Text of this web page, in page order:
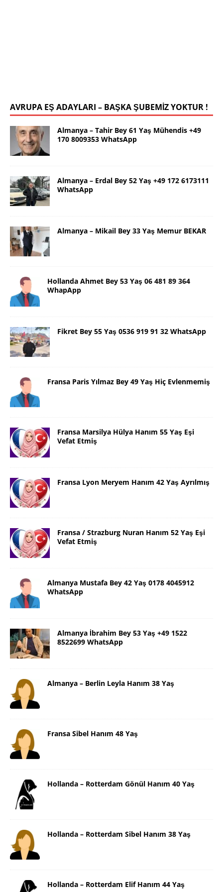
AVRUPA EŞ ADAYLARI – BAŞKA ŞUBEMİZ YOKTUR !
Almanya – Tahir Bey 61 Yaş Mühendis +49
170 8009353 WhatsApp
Almanya – Erdal Bey 52 Yaş +49 172 6173111
WhatsApp
Almanya – Mikail Bey 33 Yaş Memur BEKAR
Hollanda Ahmet Bey 53 Yaş 06 481 89 364
WhapApp
Fikret Bey 55 Yaş 0536 919 91 32 WhatsApp
Fransa Paris Yılmaz Bey 49 Yaş Hiç Evlenmemiş
Fransa Marsilya Hülya Hanım 55 Yaş Eşi
Vefat Etmiş
Fransa Lyon Meryem Hanım 42 Yaş Ayrılmış
Fransa / Strazburg Nuran Hanım 52 Yaş Eşi
Vefat Etmiş
Almanya Mustafa Bey 42 Yaş 0178 4045912
WhatsApp
Almanya İbrahim Bey 53 Yaş +49 1522
8522699 WhatsApp
Almanya – Berlin Leyla Hanım 38 Yaş
Fransa Sibel Hanım 48 Yaş
Hollanda – Rotterdam Gönül Hanım 40 Yaş
Hollanda – Rotterdam Sibel Hanım 38 Yaş
Hollanda – Rotterdam Elif Hanım 44 Yaş